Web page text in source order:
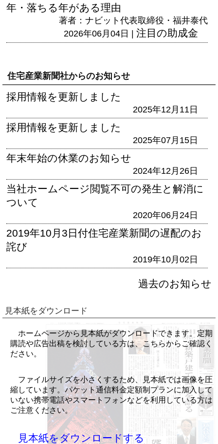
年・落ちる年がある理由
著者：ナビット代表取締役・福井泰代
2026年06月04日 | 注目の助成金
住宅産業新聞社からのお知らせ
採用情報を更新しました
2025年12月11日
採用情報を更新しました
2025年07月15日
年末年始の休業のお知らせ
2024年12月26日
当社ホームページ閲覧不可の発生と解消に
ついて
2020年06月24日
2019年10月3日付住宅産業新聞の遅配のお
詫び
2019年10月02日
過去のお知らせ
見本紙をダウンロード
ホームページから見本紙がダウンロードできます。定期
購読や広告出稿を検討している方は、こちらからご確認く
ださい。
ファイルサイズを小さくするため、見本紙では画像を圧
縮しています。パケット通信料金定額制プランに加入して
いない携帯電話やスマートフォンなどを利用している方は
ご注意ください。
見本紙をダウンロードする